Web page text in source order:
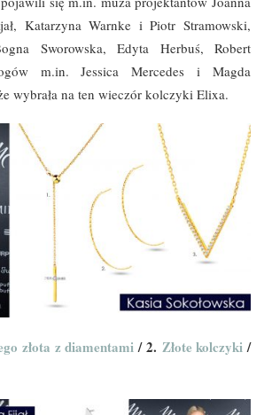
Katarzyna Warnke i Piotr Stramowski,
Sworowska, Edyta Herbuś, Robert
m.in. Jessica Mercedes i Magda
wybrała na ten wieczór kolczyki Elixa.
złota z diamentami/ 2. Złote kolczyki/